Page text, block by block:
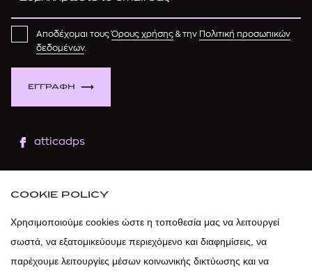
ΕΓΓΡΑΦΗ
Αποδέχομαι τουςΌρους χρήσης & την Πολιτική προσωπικών
δεδομένων.
atticadps
atticadps
COOKIE POLICY
Χρησιμοποιούμε cookies ώστε η τοποθεσία μας να λειτουργεί
σωστά, να εξατομικεύουμε περιεχόμενο και διαφημίσεις, να
παρέχουμε λειτουργίες μέσων κοινωνικής δικτύωσης και να